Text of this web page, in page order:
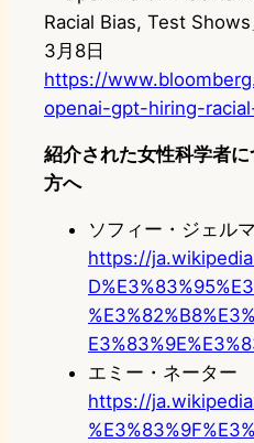
Racial Bias, Test
3月8日
https://
openai-gpt-hiring-
紹介された女性科学者
方へ
ソフィー・ジェル
https://
エミー・ネーター
https://